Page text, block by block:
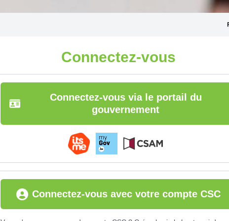
Connectez-vous
Connectez-vous via le portail du
gouvernement
Connectez-vous avec votre compte CSC